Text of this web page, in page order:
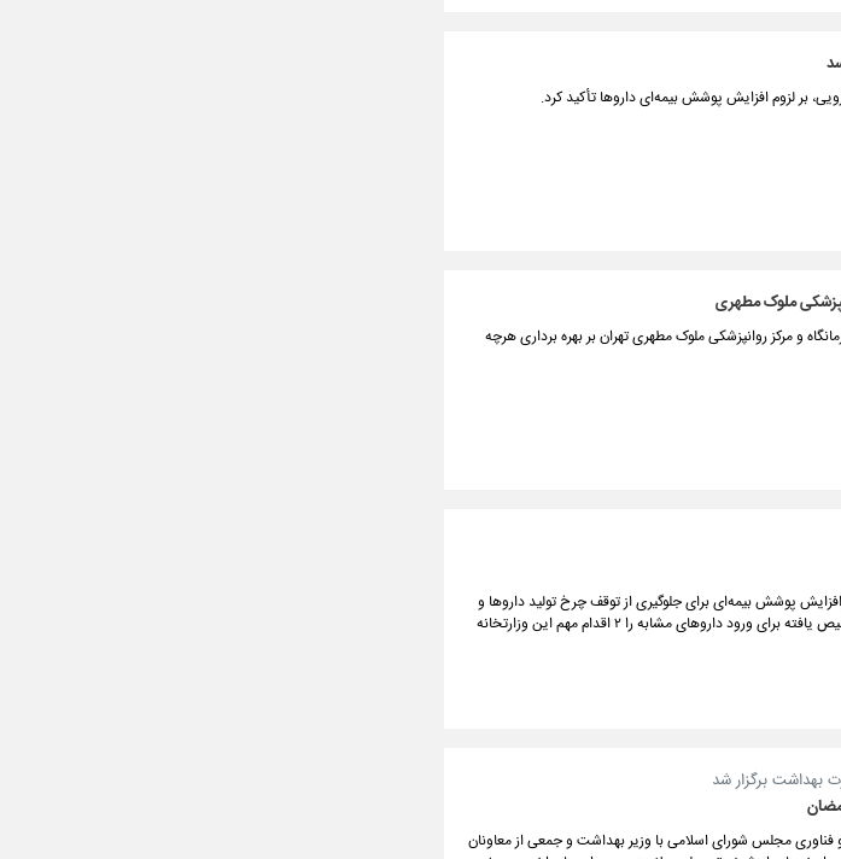
بر لزوم افزایش پوشش بیمه‌ای داروها تأکید کرد.
ملوک مطهری
و مرکز روانپزشکی ملوک مطهری تهران بر بهره برداری هرچه
پوشش بیمه‌ای برای جلوگیری از توقف چرخ تولید داروها و
حمایت از تولید داروهای باکیفیت داخلی از محل ارز تخصیص یافته برای ورود داروهای مشابه را ۲ اقدام مهم این وزارتخانه
برگزار شد
مجلس شورای اسلامی با وزیر بهداشت و جمعی از معاونان